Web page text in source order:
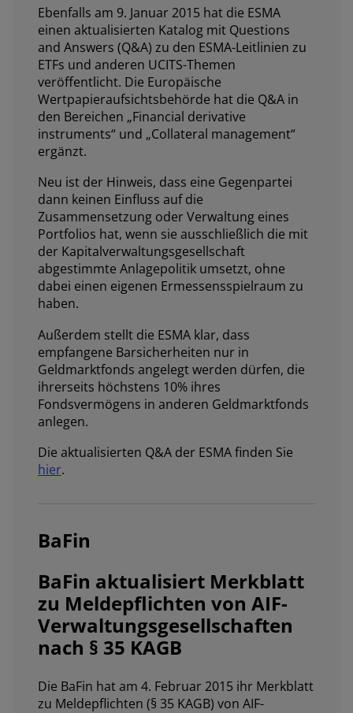
Ebenfalls am 9. Januar 2015 hat die ESMA
einen aktualisierten Katalog mit Questions
and Answers (Q&A) zu den ESMA-Leitlinien zu
ETFs und anderen UCITS-Themen
veröffentlicht. Die Europäische
Wertpapieraufsichtsbehörde hat die Q&A in
den Bereichen „Financial derivative
instruments“ und „Collateral management“
ergänzt.
Neu ist der Hinweis, dass eine Gegenpartei
dann keinen Einfluss auf die
Zusammensetzung oder Verwaltung eines
Portfolios hat, wenn sie ausschließlich die mit
der Kapitalverwaltungsgesellschaft
abgestimmte Anlagepolitik umsetzt, ohne
dabei einen eigenen Ermessensspielraum zu
haben.
Außerdem stellt die ESMA klar, dass
empfangene Barsicherheiten nur in
Geldmarktfonds angelegt werden dürfen, die
ihrerseits höchstens 10% ihres
Fondsvermögens in anderen Geldmarktfonds
anlegen.
Die aktualisierten Q&A der ESMA finden Sie
hier.
BaFin
BaFin aktualisiert Merkblatt
zu Meldepflichten von AIF-
Verwaltungsgesellschaften
nach § 35 KAGB
Die BaFin hat am 4. Februar 2015 ihr Merkblatt
zu Meldepflichten (§ 35 KAGB) von AIF-